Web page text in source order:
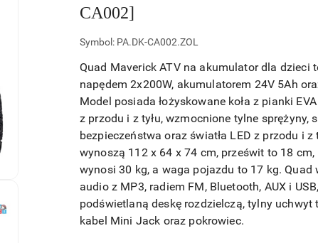
CA002]
Symbol: PA.DK-CA002.ZOL
Quad Maverick ATV na akumulator dla dzieci
napędem 2x200W, akumulatorem 24V 5Ah
Model posiada łożyskowane koła z pianki
z przodu i z tyłu, wzmocnione tylne sprężyny,
bezpieczeństwa oraz światła LED z przodu i z
wynoszą 112 x 64 x 74 cm, prześwit to 18
wynosi 30 kg, a waga pojazdu to 17 kg. Quad
audio z MP3, radiem FM, Bluetooth, AUX i
podświetlaną deskę rozdzielczą, tylny uchwyt
kabel Mini Jack oraz pokrowiec.